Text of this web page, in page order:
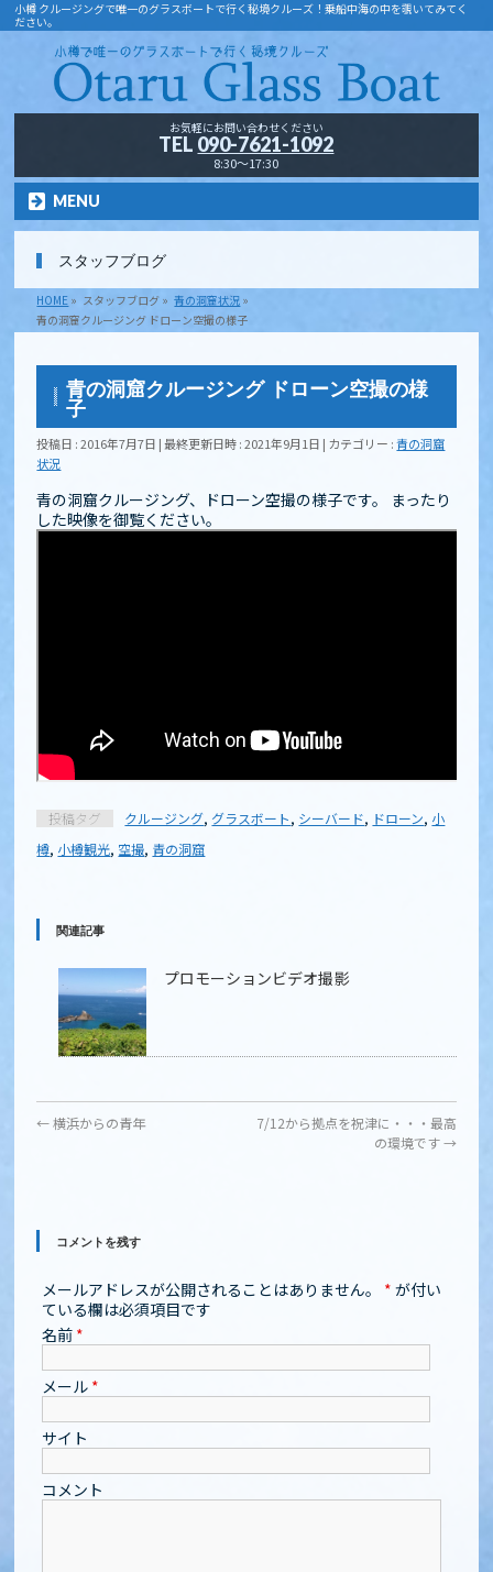
小樽 クルージングで唯一のグラスボートで行く秘境クルーズ！乗船中海の中を覗いてみてく
ださい。
お気軽にお問い合わせください
TEL 090-7621-1092
8:30～17:30
MENU
スタッフブログ
HOME » スタッフブログ » 青の洞窟状況 »
青の洞窟クルージング ドローン空撮の様子
青の洞窟クルージング ドローン空撮の様
子
投稿日 : 2016年7月7日 最終更新日時 : 2021年9月1日 カテゴリー :青の洞窟
状況
青の洞窟クルージング、ドローン空撮の様子です。 まったり
した映像を御覧ください。
投稿タグ クルージング, グラスボート, シーバード, ドローン, 小
樽, 小樽観光, 空撮, 青の洞窟
関連記事
プロモーションビデオ撮影
←横浜からの青年
7/12から拠点を祝津に・・・最高
の環境です→
コメントを残す
メールアドレスが公開されることはありません。 * が付い
ている欄は必須項目です
名前 *
メール *
サイト
コメント